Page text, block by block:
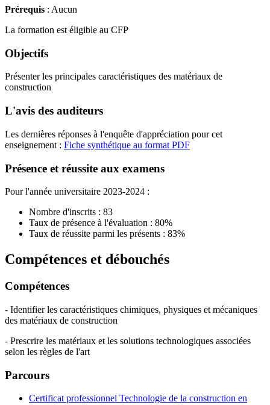
Prérequis : Aucun
La formation est éligible au CFP
Objectifs
Présenter les principales caractéristiques des matériaux de
construction
L'avis des auditeurs
Les dernières réponses à l'enquête d'appréciation pour cet
enseignement : Fiche synthétique au format PDF
Présence et réussite aux examens
Pour l'année universitaire 2023-2024 :
Nombre d'inscrits : 83
Taux de présence à l'évaluation : 80%
Taux de réussite parmi les présents : 83%
Compétences et débouchés
Compétences
- Identifier les caractéristiques chimiques, physiques et mécaniques
des matériaux de construction
- Prescrire les matériaux et les solutions technologiques associées
selon les règles de l'art
Parcours
Certificat professionnel Technologie de la construction en